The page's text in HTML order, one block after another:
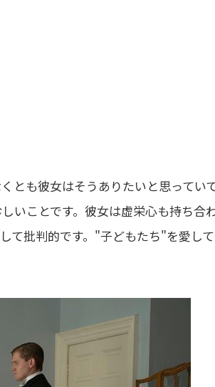
とも彼女はそうありたいと思ってい
いことです。彼女は虚栄心も持ち合
て批判的です。"子どもたち"を愛し